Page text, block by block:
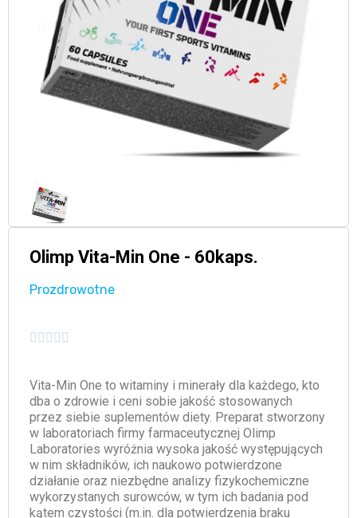
Olimp Vita-Min One - 60kaps.
Prozdrowotne
    
Vita-Min One to witaminy i minerały dla każdego, kto
dba o zdrowie i ceni sobie jakość stosowanych
przez siebie suplementów diety. Preparat stworzony
w laboratoriach firmy farmaceutycznej Olimp
Laboratories wyróżnia wysoka jakość występujących
w nim składników, ich naukowo potwierdzone
działanie oraz niezbędne analizy fizykochemiczne
wykorzystanych surowców, w tym ich badania pod
kątem czystości (m.in. dla potwierdzenia braku